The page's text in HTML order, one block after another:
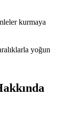
kurmaya
yoğun